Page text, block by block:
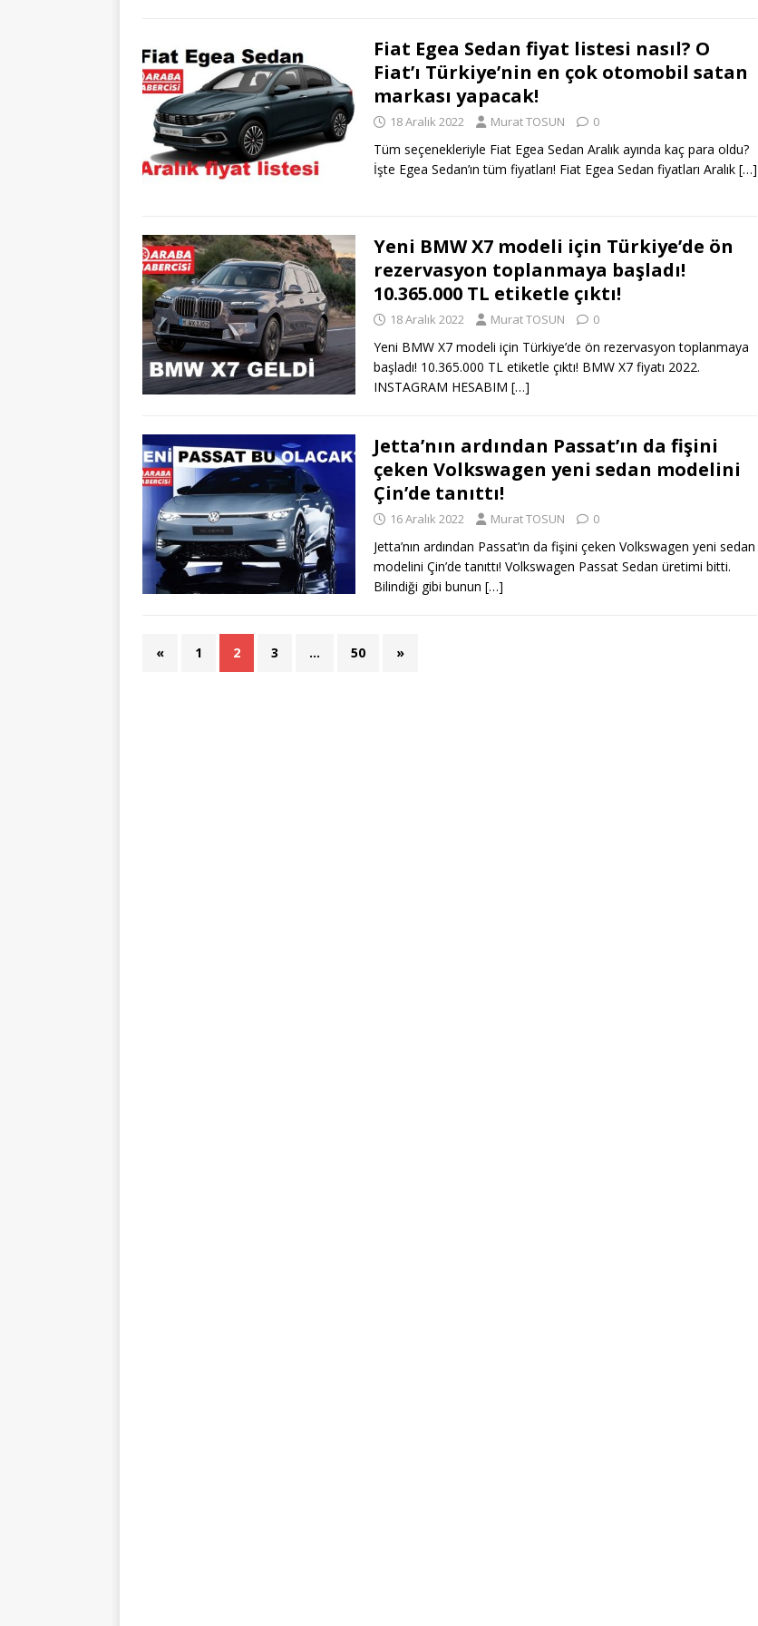
Fiat Egea Sedan fiyat listesi nasıl? O
Fiat’ı Türkiye’nin en çok otomobil satan
markası yapacak!
18 Aralık 2022 Murat TOSUN 0
Tüm seçenekleriyle Fiat Egea Sedan Aralık ayında kaç para oldu?
İşte Egea Sedan’ın tüm fiyatları! Fiat Egea Sedan fiyatları Aralık […]
Yeni BMW X7 modeli için Türkiye’de ön
rezervasyon toplanmaya başladı!
10.365.000 TL etiketle çıktı!
18 Aralık 2022 Murat TOSUN 0
Yeni BMW X7 modeli için Türkiye’de ön rezervasyon toplanmaya
başladı! 10.365.000 TL etiketle çıktı! BMW X7 fiyatı 2022.
INSTAGRAM HESABIM […]
Jetta’nın ardından Passat’ın da fişini
çeken Volkswagen yeni sedan modelini
Çin’de tanıttı!
16 Aralık 2022 Murat TOSUN 0
Jetta’nın ardından Passat’ın da fişini çeken Volkswagen yeni sedan
modelini Çin’de tanıttı! Volkswagen Passat Sedan üretimi bitti.
Bilindiği gibi bunun […]
« 1 2 3 … 50 »